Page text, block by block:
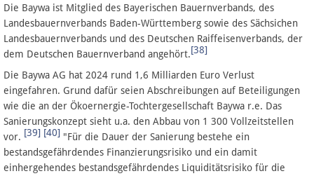
Die Baywa ist Mitglied des Bayerischen Bauernverbands, des
Landesbauernverbands Baden-Württemberg sowie des Sächsichen
Landesbauernverbands und des Deutschen Raiffeisenverbands, der
dem Deutschen Bauernverband angehört.[38]
Die Baywa AG hat 2024 rund 1,6 Milliarden Euro Verlust
eingefahren. Grund dafür seien Abschreibungen auf Beteiligungen
wie die an der Ökoernergie-Tochtergesellschaft Baywa r.e. Das
Sanierungskonzept sieht u.a. den Abbau von 1 300 Vollzeitstellen
vor. [39] [40] "Für die Dauer der Sanierung bestehe ein
bestandsgefährdendes Finanzierungsrisiko und ein damit
einhergehendes bestandsgefährdendes Liquiditätsrisiko für die